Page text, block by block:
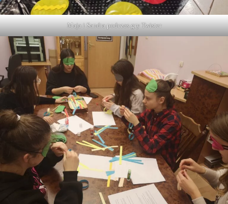
Maja i Sandra podczas gry Twister